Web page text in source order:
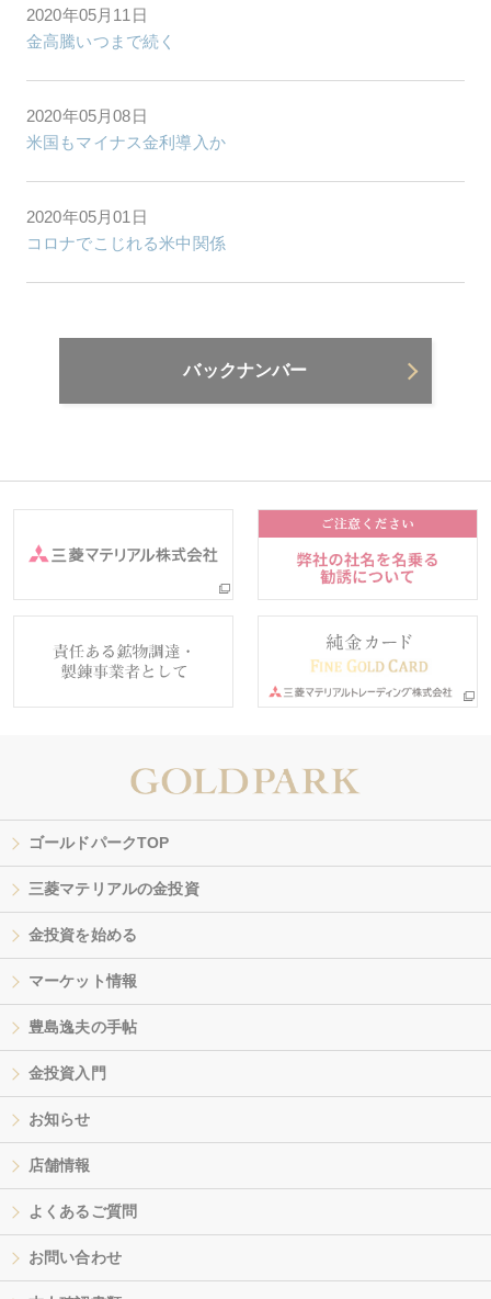
2020年05月11日
金高騰いつまで続く
2020年05月08日
米国もマイナス金利導入か
2020年05月01日
コロナでこじれる米中関係
バックナンバー
ゴールドパークTOP
三菱マテリアルの金投資
金投資を始める
マーケット情報
豊島逸夫の手帖
金投資入門
お知らせ
店舗情報
よくあるご質問
お問い合わせ